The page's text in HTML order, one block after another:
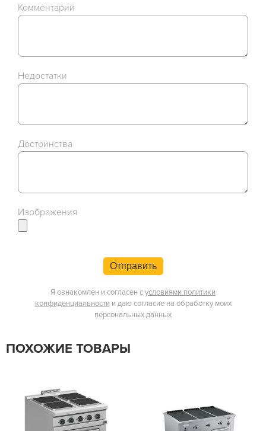
Комментарий
Недостатки
Достоинства
Изображения
Отправить
Я ознакомлен и согласен сусловиями политики
конфиденциальности и даю согласие на обработку моих
персональных данных
ПОХОЖИЕ ТОВАРЫ